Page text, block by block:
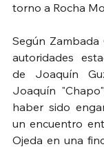
torno a Rocha
Según Zambada
autoridades
de Joaquín
Joaquín
haber sido
un encuentro
Ojeda en una